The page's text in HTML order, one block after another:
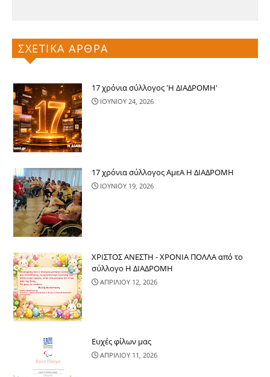
ΣΧΕΤΙΚΑ ΑΡΘΡΑ
17 χρόνια σύλλογος 'Η ΔΙΑΔΡΟΜΗ'
ΙΟΥΝΙΟΥ 24, 2026
17 χρόνια σύλλογος ΑμεΑ Η ΔΙΑΔΡΟΜΗ
ΙΟΥΝΙΟΥ 19, 2026
ΧΡΙΣΤΟΣ ΑΝΕΣΤΗ - ΧΡΟΝΙΑ ΠΟΛΛΑ από το
σύλλογο Η ΔΙΑΔΡΟΜΗ
ΑΠΡΙΛΙΟΥ 12, 2026
Ευχές φίλων μας
ΑΠΡΙΛΙΟΥ 11, 2026